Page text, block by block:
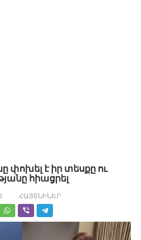
փոխել է իր տեսքը ու
հիացրել
ՀԱՅՏՆԻՆԵՐ